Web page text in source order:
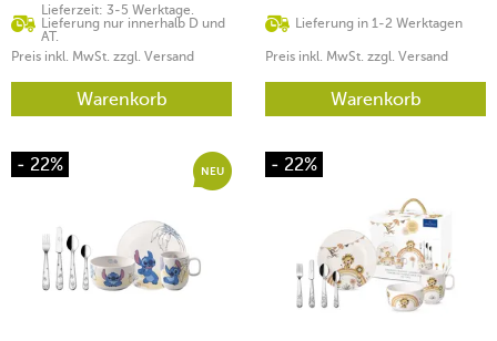
Lieferzeit: 3-5 Werktage.
Lieferung nur innerhalb D und
AT.
Preis inkl. MwSt. zzgl. Versand
Warenkorb
Lieferung in 1-2 Werktagen
Preis inkl. MwSt. zzgl. Versand
Warenkorb
- 22% NEU - 22%